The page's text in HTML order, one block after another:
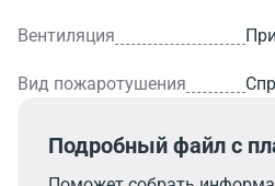
Вентиляция
Вид пожаротушения
Подробный файл с